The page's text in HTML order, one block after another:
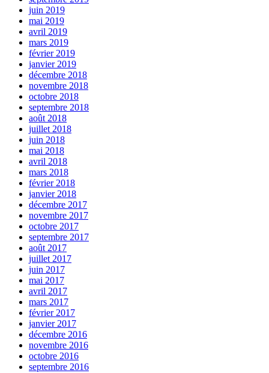
juin 2019
mai 2019
avril 2019
mars 2019
février 2019
janvier 2019
décembre 2018
novembre 2018
octobre 2018
septembre 2018
août 2018
juillet 2018
juin 2018
mai 2018
avril 2018
mars 2018
février 2018
janvier 2018
décembre 2017
novembre 2017
octobre 2017
septembre 2017
août 2017
juillet 2017
juin 2017
mai 2017
avril 2017
mars 2017
février 2017
janvier 2017
décembre 2016
novembre 2016
octobre 2016
septembre 2016